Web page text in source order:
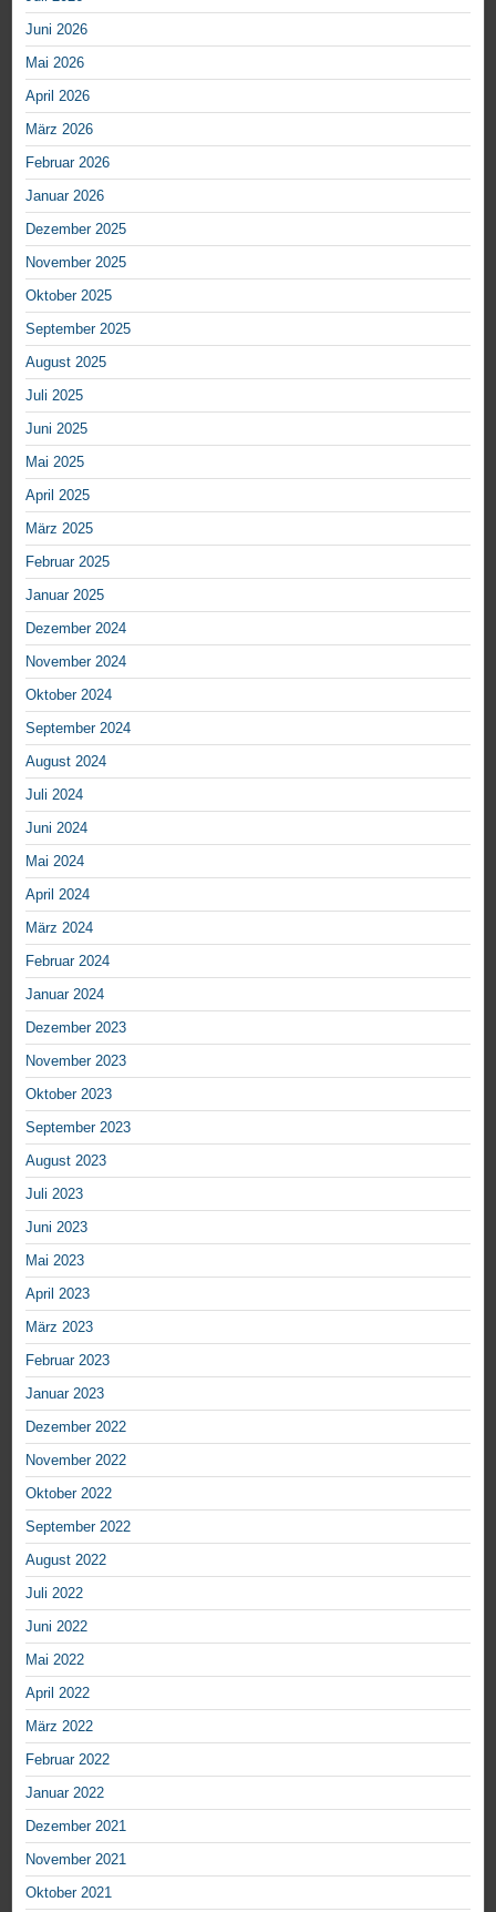
Juni 2026
Mai 2026
April 2026
März 2026
Februar 2026
Januar 2026
Dezember 2025
November 2025
Oktober 2025
September 2025
August 2025
Juli 2025
Juni 2025
Mai 2025
April 2025
März 2025
Februar 2025
Januar 2025
Dezember 2024
November 2024
Oktober 2024
September 2024
August 2024
Juli 2024
Juni 2024
Mai 2024
April 2024
März 2024
Februar 2024
Januar 2024
Dezember 2023
November 2023
Oktober 2023
September 2023
August 2023
Juli 2023
Juni 2023
Mai 2023
April 2023
März 2023
Februar 2023
Januar 2023
Dezember 2022
November 2022
Oktober 2022
September 2022
August 2022
Juli 2022
Juni 2022
Mai 2022
April 2022
März 2022
Februar 2022
Januar 2022
Dezember 2021
November 2021
Oktober 2021